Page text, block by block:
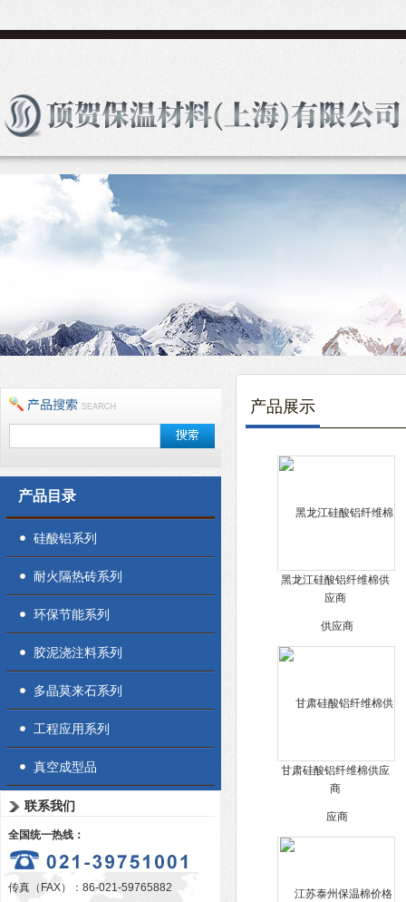
产品目录
硅酸铝系列
耐火隔热砖系列
环保节能系列
胶泥浇注料系列
多晶莫来石系列
工程应用系列
真空成型品
联系我们
全国统一热线：
传真（FAX）：86-021-59765882
产品展示
黑龙江硅酸铝纤维棉供
应商
甘肃硅酸铝纤维棉供应
商